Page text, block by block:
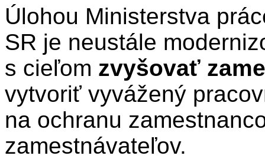
Úlohou Ministerstva
SR je neustále
s cieľom zvyšovať
vytvoriť vyvážený
na ochranu
zamestnávateľov.